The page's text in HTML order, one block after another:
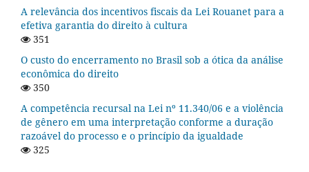
A relevância dos incentivos fiscais da Lei Rouanet para a
efetiva garantia do direito à cultura
351
O custo do encerramento no Brasil sob a ótica da análise
econômica do direito
350
A competência recursal na Lei nº 11.340/06 e a violência
de gênero em uma interpretação conforme a duração
razoável do processo e o princípio da igualdade
325